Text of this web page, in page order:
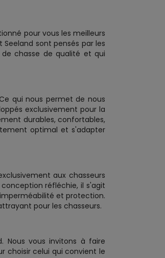
pour vous les meilleurs
sont pensés par les
chasse de qualité et qui
qui nous permet de nous
exclusivement pour la
durables, confortables,
optimal et s'adapter
aux chasseurs
réfléchie, il s'agit
et protection.
pour les chasseurs.
Nous vous invitons à faire
choisir celui qui convient le